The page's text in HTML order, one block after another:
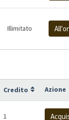
Illimitato
Credito Azione
1